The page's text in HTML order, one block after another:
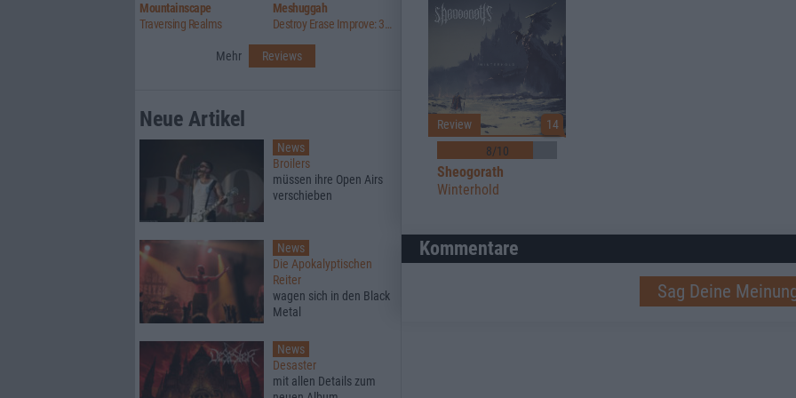
8/10
Review
Sheogorath
14
Winterhold
Kommentare
Sag Deine
Mountainscape
Traversing Realms
Meshuggah
Destroy Erase Improve: 30th Anniversary Edition
Mehr Reviews
Neue Artikel
News
Broilers
müssen ihre Open Airs
verschieben
News
Die Apokalyptischen
Reiter
wagen sich in den Black
Metal
News
Desaster
mit allen Details zum